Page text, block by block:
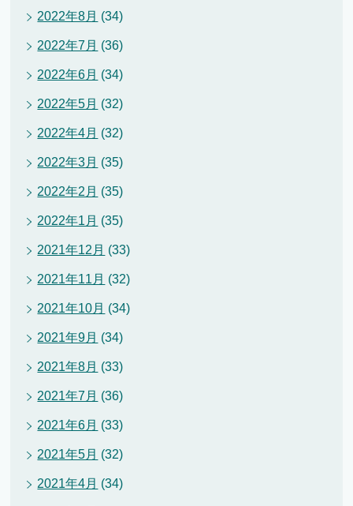
2022年8月 (34)
2022年7月 (36)
2022年6月 (34)
2022年5月 (32)
2022年4月 (32)
2022年3月 (35)
2022年2月 (35)
2022年1月 (35)
2021年12月 (33)
2021年11月 (32)
2021年10月 (34)
2021年9月 (34)
2021年8月 (33)
2021年7月 (36)
2021年6月 (33)
2021年5月 (32)
2021年4月 (34)